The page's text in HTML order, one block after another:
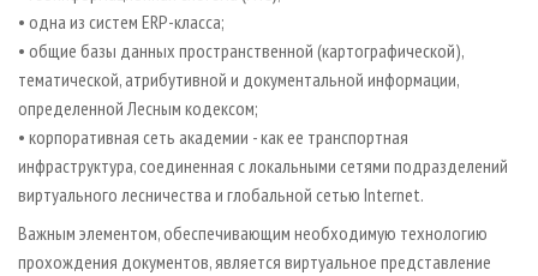
• одна из систем ERP-класса;
• общие базы данных пространственной (картографической),
тематической, атрибутивной и документальной информации,
определенной Лесным кодексом;
• корпоративная сеть академии - как ее транспортная
инфраструктура, соединенная с локальными сетями подразделений
виртуального лесничества и глобальной сетью Internet.
Важным элементом, обеспечивающим необходимую технологию
прохождения документов, является виртуальное представление